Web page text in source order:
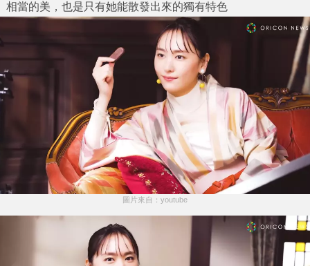
相當的美，也是只有她能散發出來的獨有特色
圖片來自：youtube